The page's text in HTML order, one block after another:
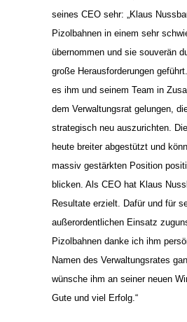
seines CEO sehr: „Klaus
Pizolbahnen in einem sehr
übernommen und sie souverän
große Herausforderungen
es ihm und seinem Team in
dem Verwaltungsrat gelungen,
strategisch neu auszurichten.
heute breiter abgestützt und
massiv gestärkten Position
blicken. Als CEO hat Klaus
Resultate erzielt. Dafür und für
außerordentlichen Einsatz
Pizolbahnen danke ich ihm
Namen des Verwaltungsrates
wünsche ihm an seiner neuen
Gute und viel Erfolg.“